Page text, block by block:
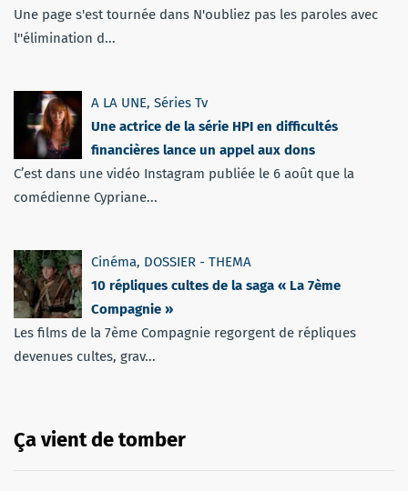
Une page s'est tournée dans N'oubliez pas les paroles avec
l''élimination d...
A LA UNE, Séries Tv
Une actrice de la série HPI en difficultés
financières lance un appel aux dons
C’est dans une vidéo Instagram publiée le 6 août que la
comédienne Cypriane...
Cinéma, DOSSIER - THEMA
10 répliques cultes de la saga « La 7ème
Compagnie »
Les films de la 7ème Compagnie regorgent de répliques
devenues cultes, grav...
Ça vient de tomber